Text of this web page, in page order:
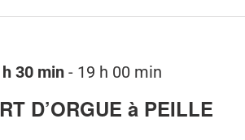
D’ORGUE à PEILLE
30 min- 19 h 00 min